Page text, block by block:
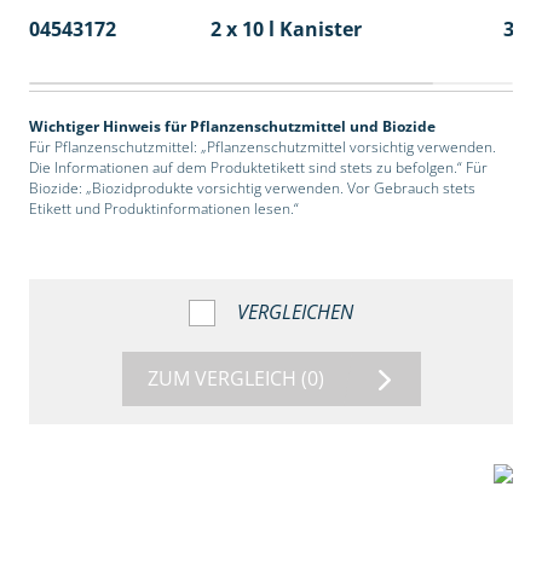
04543172 2 x 10 l Kanister 36
Wichtiger Hinweis für Pflanzenschutzmittel und Biozide
Für Pflanzenschutzmittel: „Pflanzenschutzmittel vorsichtig verwenden.
Die Informationen auf dem Produktetikett sind stets zu befolgen.“ Für
Biozide: „Biozidprodukte vorsichtig verwenden. Vor Gebrauch stets
Etikett und Produktinformationen lesen.“
VERGLEICHEN
ZUM VERGLEICH (0)